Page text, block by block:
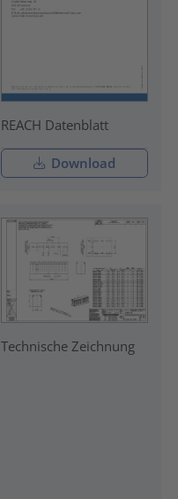
REACH Datenblatt
Download
Technische Zeichnung